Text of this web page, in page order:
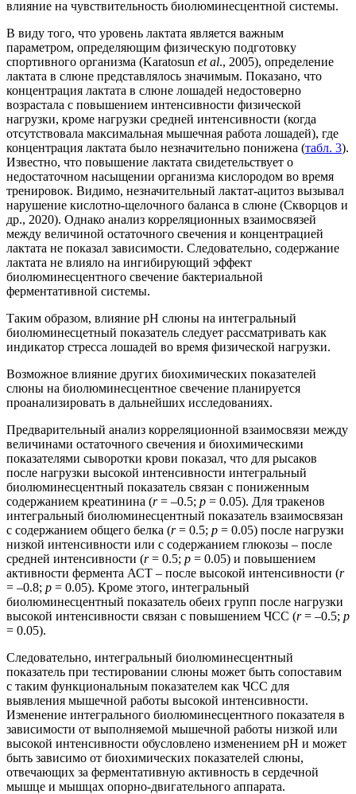
влияние на чувствительность биолюминесцентной системы.
В виду того, что уровень лактата является важным
параметром, определяющим физическую подготовку
спортивного организма (Karatosun et al., 2005), определение
лактата в слюне представлялось значимым. Показано, что
концентрация лактата в слюне лошадей недостоверно
возрасталa с повышением интенсивности физической
нагрузки, кроме нагрузки средней интенсивности (когда
отсутствовала максимальная мышечная работа лошадей), где
концентрация лактата было незначительно пониженa (табл. 3).
Известно, что повышение лактата свидетельствует о
недостаточном насыщении организма кислородом во время
тренировок. Видимо, незначительный лактат-ацитоз вызывал
нарушение кислотно-щелочного баланса в слюне (Скворцов и
др., 2020). Однако анализ корреляционных взаимосвязей
между величиной остаточного свечения и концентрацией
лактата не показал зависимости. Следовательно, содержание
лактата не влияло на ингибирующий эффект
биолюминесцентного свечение бактериальной
ферментативной системы.
Таким образом, влияние рН слюны на интегральный
биолюминесцетный показатель следует рассматривать как
индикатор стресса лошадей во время физической нагрузки.
Возможное влияние других биохимических показателей
слюны на биолюминесцентное свечение планируется
проанализировать в дальнейших исследованиях.
Предварительный анализ корреляционной взаимосвязи между
величинами остаточного свечения и биохимическими
показателями сыворотки крови показал, что для рысаков
после нагрузки высокой интенсивности интегральный
биолюминесцентный показатель связан с пониженным
содержанием креатинина (r= –0.5; р = 0.05). Для тракенов
интегральный биолюминесцентный показатель взаимосвязан
с содержанием общего белка (r= 0.5; р = 0.05) после нагрузки
низкой интенсивности или с содержанием глюкозы – после
средней интенсивности (r= 0.5; р = 0.05) и повышением
активности фермента АСТ – после высокой интенсивности (r
= –0.8; р = 0.05). Кроме этого, интегральный
биолюминесцентный показатель обеих групп после нагрузки
высокой интенсивности связан с повышением ЧСС (r= –0.5; р
= 0.05).
Следовательно, интегральный биолюминесцентный
показатель при тестировании слюны может быть сопоставим
с таким функциональным показателем как ЧСС для
выявления мышечной работы высокой интенсивности.
Изменение интегрального биолюминесцентного показателя в
зависимости от выполняемой мышечной работы низкой или
высокой интенсивности обусловлено изменением рН и может
быть зависимо от биохимических показателей слюны,
отвечающих за ферментативную активность в сердечной
мышце и мышцах опорно-двигательного аппарата.